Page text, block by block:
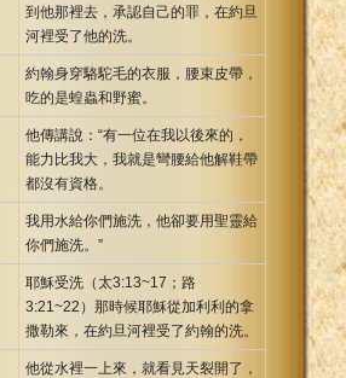
到他那裡去，承認自己的罪，在約旦
河裡受了他的洗。
約翰身穿駱駝毛的衣服，腰束皮帶，
吃的是蝗蟲和野蜜。
他傳講說：“有一位在我以後來的，
能力比我大，我就是彎腰給他解鞋帶
都沒有資格。
我用水給你們施洗，他卻要用聖靈給
你們施洗。”
耶穌受洗（太3:13~17；路
3:21~22）那時候耶穌從加利利的拿
撒勒來，在約旦河裡受了約翰的洗。
他從水裡一上來，就看見天裂開了，